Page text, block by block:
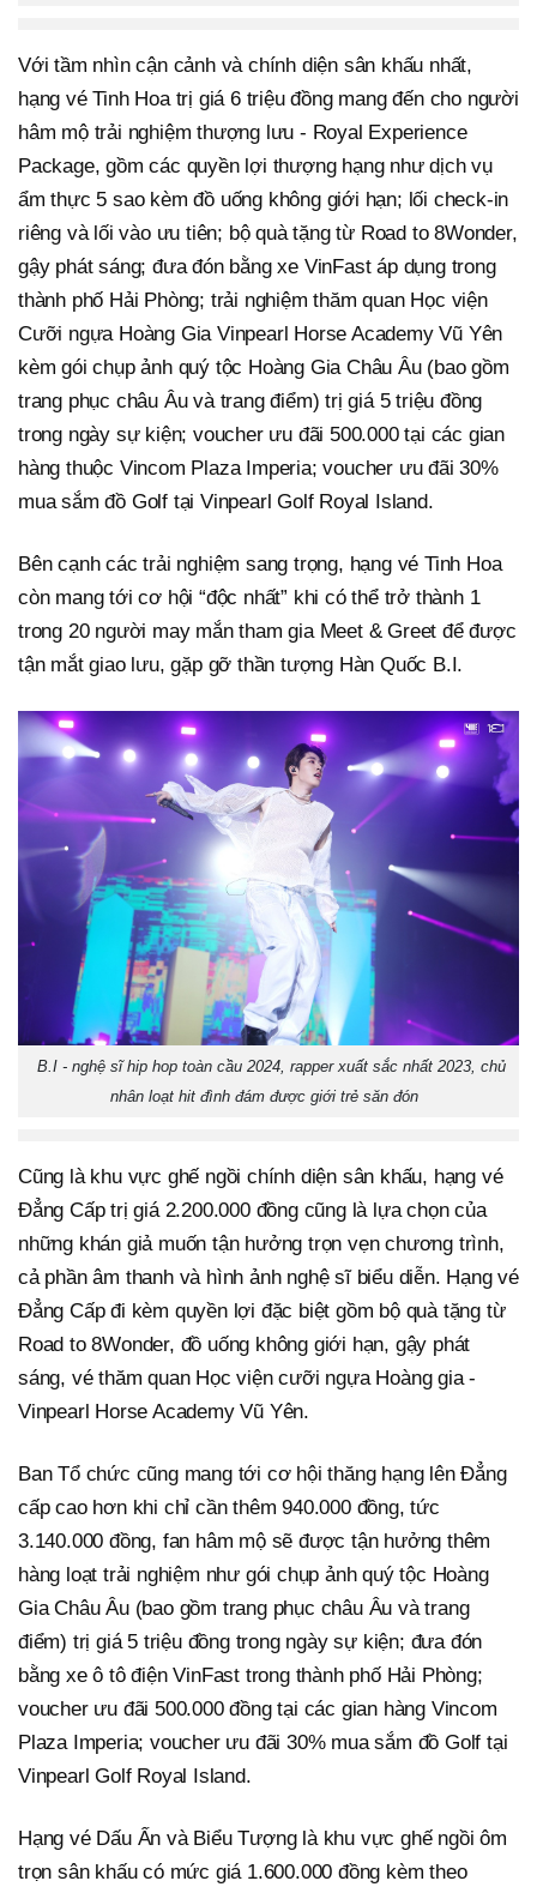
Với tầm nhìn cận cảnh và chính diện sân khấu nhất,
hạng vé Tinh Hoa trị giá 6 triệu đồng mang đến cho người
hâm mộ trải nghiệm thượng lưu - Royal Experience
Package, gồm các quyền lợi thượng hạng như dịch vụ
ẩm thực 5 sao kèm đồ uống không giới hạn; lối check-in
riêng và lối vào ưu tiên; bộ quà tặng từ Road to 8Wonder,
gậy phát sáng; đưa đón bằng xe VinFast áp dụng trong
thành phố Hải Phòng; trải nghiệm thăm quan Học viện
Cưỡi ngựa Hoàng Gia Vinpearl Horse Academy Vũ Yên
kèm gói chụp ảnh quý tộc Hoàng Gia Châu Âu (bao gồm
trang phục châu Âu và trang điểm) trị giá 5 triệu đồng
trong ngày sự kiện; voucher ưu đãi 500.000 tại các gian
hàng thuộc Vincom Plaza Imperia; voucher ưu đãi 30%
mua sắm đồ Golf tại Vinpearl Golf Royal Island.
Bên cạnh các trải nghiệm sang trọng, hạng vé Tinh Hoa
còn mang tới cơ hội “độc nhất” khi có thể trở thành 1
trong 20 người may mắn tham gia Meet & Greet để được
tận mắt giao lưu, gặp gỡ thần tượng Hàn Quốc B.I.
B.I - nghệ sĩ hip hop toàn cầu 2024, rapper xuất sắc nhất 2023, chủ
nhân loạt hit đình đám được giới trẻ săn đón
Cũng là khu vực ghế ngồi chính diện sân khấu, hạng vé
Đẳng Cấp trị giá 2.200.000 đồng cũng là lựa chọn của
những khán giả muốn tận hưởng trọn vẹn chương trình,
cả phần âm thanh và hình ảnh nghệ sĩ biểu diễn. Hạng vé
Đẳng Cấp đi kèm quyền lợi đặc biệt gồm bộ quà tặng từ
Road to 8Wonder, đồ uống không giới hạn, gậy phát
sáng, vé thăm quan Học viện cưỡi ngựa Hoàng gia -
Vinpearl Horse Academy Vũ Yên.
Ban Tổ chức cũng mang tới cơ hội thăng hạng lên Đẳng
cấp cao hơn khi chỉ cần thêm 940.000 đồng, tức
3.140.000 đồng, fan hâm mộ sẽ được tận hưởng thêm
hàng loạt trải nghiệm như gói chụp ảnh quý tộc Hoàng
Gia Châu Âu (bao gồm trang phục châu Âu và trang
điểm) trị giá 5 triệu đồng trong ngày sự kiện; đưa đón
bằng xe ô tô điện VinFast trong thành phố Hải Phòng;
voucher ưu đãi 500.000 đồng tại các gian hàng Vincom
Plaza Imperia; voucher ưu đãi 30% mua sắm đồ Golf tại
Vinpearl Golf Royal Island.
Hạng vé Dấu Ấn và Biểu Tượng là khu vực ghế ngồi ôm
trọn sân khấu có mức giá 1.600.000 đồng kèm theo